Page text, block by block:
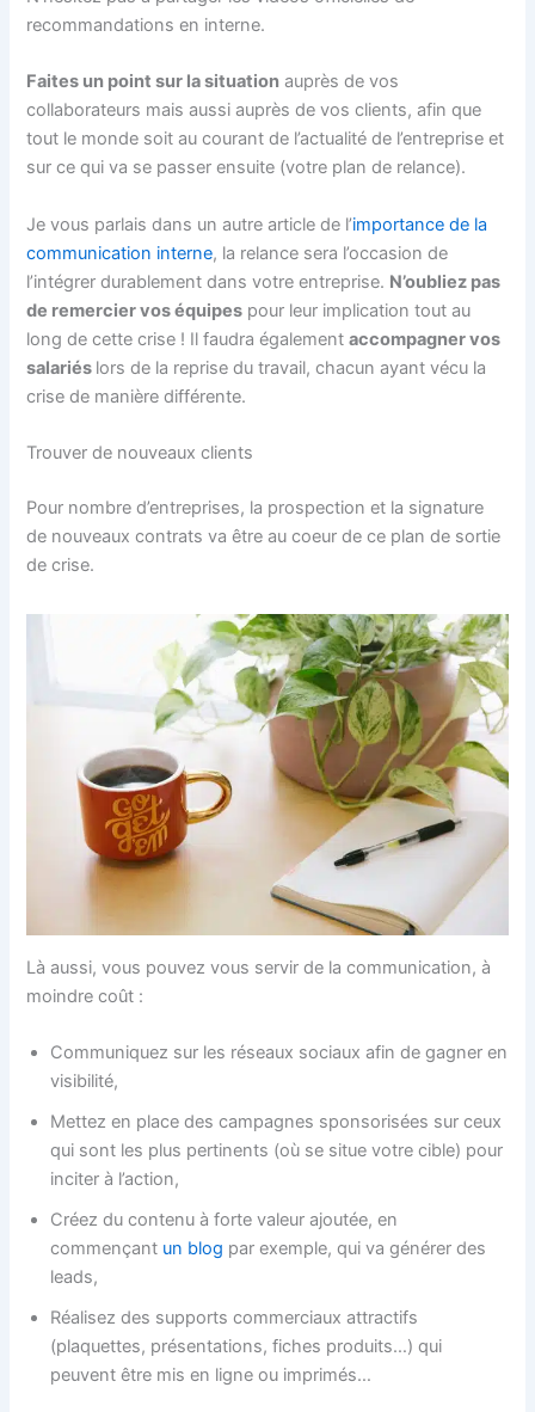
recommandations en interne.
Faites un point sur la situation auprès de vos
collaborateurs mais aussi auprès de vos clients, afin que
tout le monde soit au courant de l’actualité de l’entreprise et
sur ce qui va se passer ensuite (votre plan de relance).
Je vous parlais dans un autre article de l’importance de la
communication interne, la relance sera l’occasion de
l’intégrer durablement dans votre entreprise. N’oubliez pas
de remercier vos équipes pour leur implication tout au
long de cette crise ! Il faudra égalementaccompagner vos
salariés lors de la reprise du travail, chacun ayant vécu la
crise de manière différente.
Trouver de nouveaux clients
Pour nombre d’entreprises, la prospection et la signature
de nouveaux contrats va être au coeur de ce plan de sortie
de crise.
Là aussi, vous pouvez vous servir de la communication, à
moindre coût :
Communiquez sur les réseaux sociaux afin de gagner en
visibilité,
Mettez en place des campagnes sponsorisées sur ceux
qui sont les plus pertinents (où se situe votre cible) pour
inciter à l’action,
Créez du contenu à forte valeur ajoutée, en
commençant un blog par exemple, qui va générer des
leads,
Réalisez des supports commerciaux attractifs
(plaquettes, présentations, fiches produits…) qui
peuvent être mis en ligne ou imprimés…